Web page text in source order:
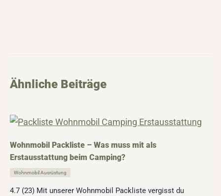
Ähnliche Beiträge
Wohnmobil Packliste – Was muss mit als
Erstausstattung beim Camping?
Wohnmobil Ausrüstung
4.7 (23) Mit unserer Wohnmobil Packliste vergisst du